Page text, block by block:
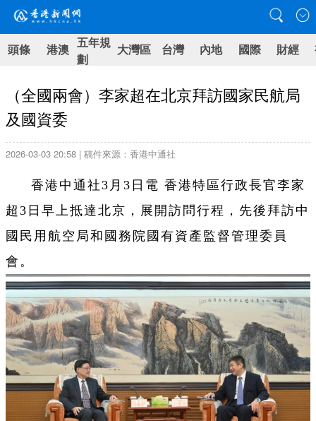
頭條 港澳 五年規
劃
大灣區 台灣 內地 國際 財經
（全國兩會）李家超在北京拜訪國家民航局
及國資委
2026-03-03 20:58 | 稿件來源：香港中通社
香港中通社3月3日電 香港特區行政長官李家
超3日早上抵達北京，展開訪問行程，先後拜訪中
國民用航空局和國務院國有資產監督管理委員
會。